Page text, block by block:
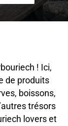
! Ici,
de produits
boissons,
trésors
lovers et